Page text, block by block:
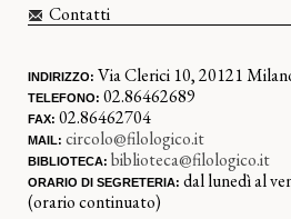
Contatti
INDIRIZZO: Via Clerici 10, 20121
TELEFONO: 02.86462689
FAX: 02.86462704
MAIL: circolo@filologico.it
BIBLIOTECA: biblioteca@filologico.it
ORARIO DI SEGRETERIA: dal lunedì al
(orario continuato)